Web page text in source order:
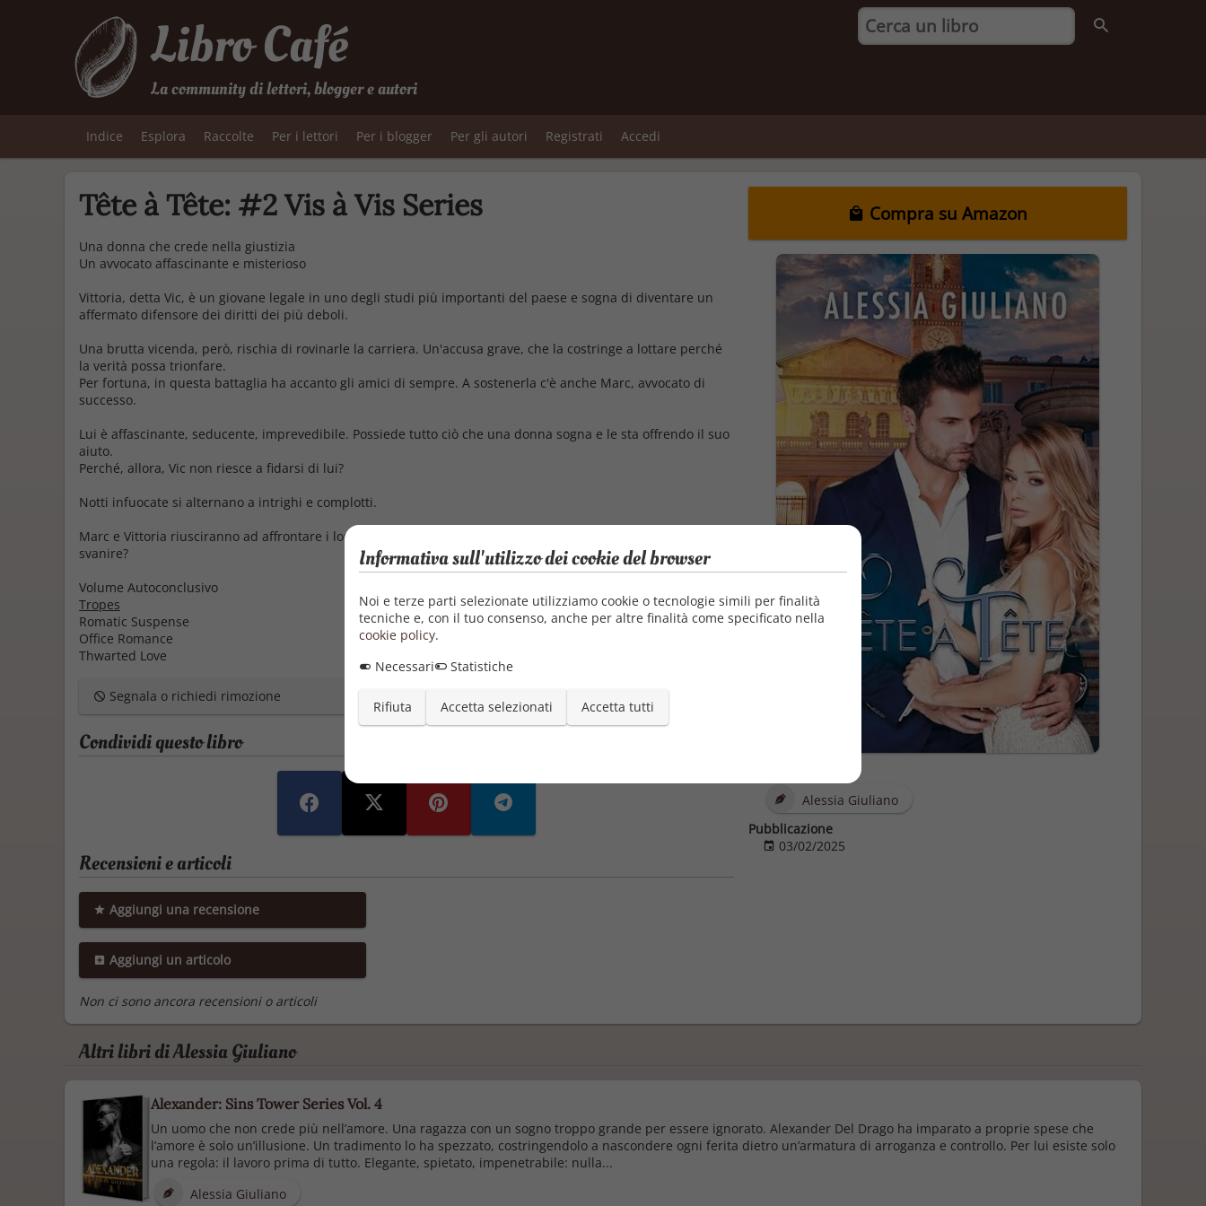
Libro Café
La community di lettori, blogger e autori
Indice Esplora Raccolte Per i lettori Per i blogger Per gli autori Registrati Accedi
Tête à Tête: #2 Vis à Vis Series Compra su Amazon
Alessia Giuliano
Pubblicazione
03/02/2025
Una donna che crede nella giustizia
Un avvocato affascinante e misterioso
Vittoria, detta Vic, è un giovane legale in uno degli studi più importanti del paese e sogna di diventare un
affermato difensore dei diritti dei più deboli.
Una brutta vicenda, però, rischia di rovinarle la carriera. Un'accusa grave, che la costringe a lottare perché
la verità possa trionfare.
Per fortuna, in questa battaglia ha accanto gli amici di sempre. A sostenerla c'è anche Marc, avvocato di
successo.
Lui è affascinante, seducente, imprevedibile. Possiede tutto ciò che una donna sogna e le sta offrendo il suo
aiuto.
Perché, allora, Vic non riesce a fidarsi di lui?
Notti infuocate si alternano a intrighi e complotti.
Marc e Vittoria riusciranno ad affrontare i loro sentimenti? O la passione che divampa tra loro è destinata a
svanire?
Volume Autoconclusivo
Tropes
Romatic Suspense
Office Romance
Thwarted Love
Segnala o richiedi rimozione
Condividi questo libro
Recensioni e articoli
Aggiungi una recensione
Aggiungi un articolo
Non ci sono ancora recensioni o articoli
Altri libri di Alessia Giuliano
Alexander: Sins Tower Series Vol. 4
Un uomo che non crede più nell’amore. Una ragazza con un sogno troppo grande per essere ignorato. Alexander Del Drago ha imparato a proprie spese che
l’amore è solo un’illusione. Un tradimento lo ha spezzato, costringendolo a nascondere ogni ferita dietro un’armatura di arroganza e controllo. Per lui esiste solo
una regola: il lavoro prima di tutto. Elegante, spietato, impenetrabile: nulla...
Alessia Giuliano
Informativa sull'utilizzo dei cookie del browser
Noi e terze parti selezionate utilizziamo cookie o tecnologie simili per finalità
tecniche e, con il tuo consenso, anche per altre finalità come specificato nella
cookie policy.
Necessari
Statistiche
Rifiuta Accetta selezionati Accetta tutti